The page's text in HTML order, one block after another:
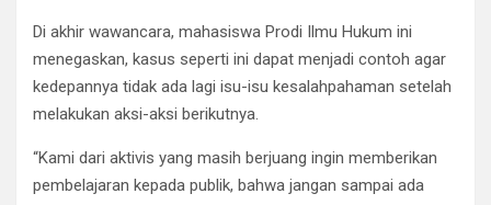
Di akhir wawancara, mahasiswa Prodi Ilmu Hukum ini
menegaskan, kasus seperti ini dapat menjadi contoh agar
kedepannya tidak ada lagi isu-isu kesalahpahaman setelah
melakukan aksi-aksi berikutnya.
“Kami dari aktivis yang masih berjuang ingin memberikan
pembelajaran kepada publik, bahwa jangan sampai ada